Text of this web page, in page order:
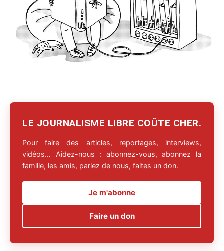
LE JOURNALISME LIBRE COÛTE CHER.
Pour faire des articles, reportages, interviews,
vidéos… Aidez-nous : abonnez-vous, abonnez la
famille, les amis, parlez de nous, faites un don.
Je m'abonne
Faire un don